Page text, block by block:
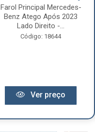
Farol Principal Mercedes-
Benz Atego Após 2023
Lado Direito -...
Código: 18644
Ver preço